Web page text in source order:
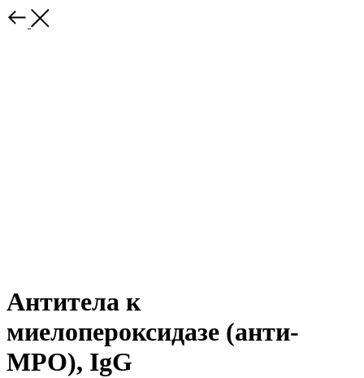
Антитела к
миелопероксидазе (анти-
МРО), IgG